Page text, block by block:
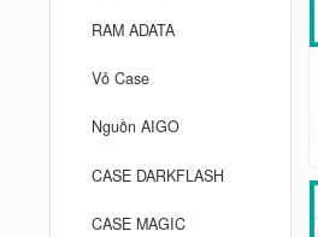
RAM ADATA
Vỏ Case
Nguồn AIGO
CASE DARKFLASH
CASE MAGIC